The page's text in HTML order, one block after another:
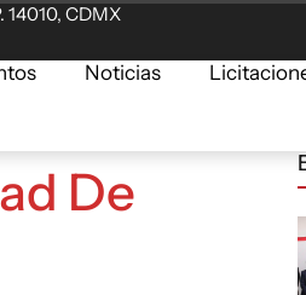
14010, CDMX
Noticias
De